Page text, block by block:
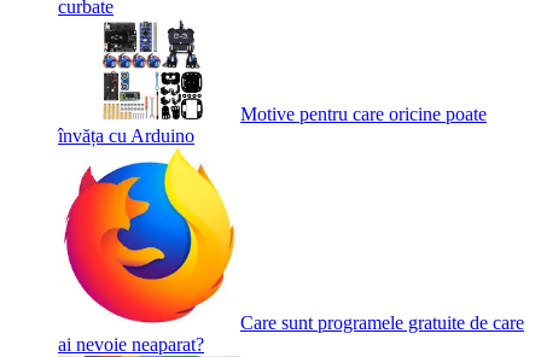
curbate
Motive pentru care oricine poate
învăța cu Arduino
Care sunt programele gratuite de care
ai nevoie neaparat?